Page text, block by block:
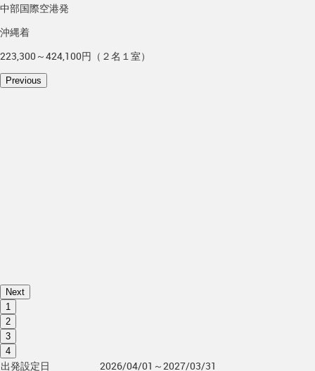
中部国際空港発
沖縄着
223,300～424,100円（２名１室）
Previous
Next
1
2
3
4
出発設定日
2026/04/01～2027/03/31